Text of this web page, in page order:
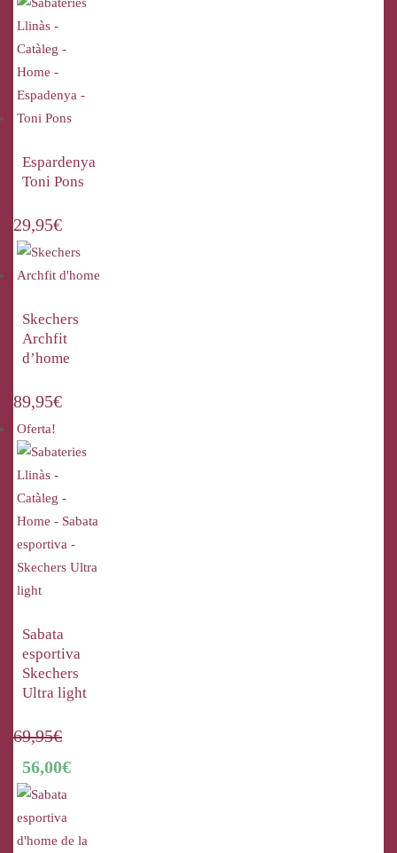
Espardenya
Toni Pons
29,95€
Skechers
Archfit
d’home
89,95€
Oferta!
Sabata
esportiva
Skechers
Ultra light
69,95€
56,00€